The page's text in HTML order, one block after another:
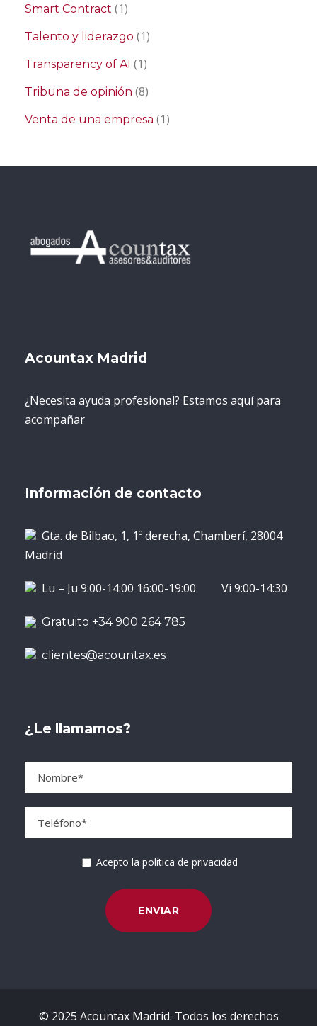
Smart Contract (1)
Talento y liderazgo (1)
Transparency of AI (1)
Tribuna de opinión (8)
Venta de una empresa (1)
Acountax Madrid
¿Necesita ayuda profesional? Estamos aquí para
acompañar
Información de contacto
Gta. de Bilbao, 1, 1º derecha, Chamberí, 28004
Madrid
Lu – Ju 9:00-14:00 16:00-19:00 Vi 9:00-14:30
Gratuito +34 900 264 785
clientes@acountax.es
¿Le llamamos?
Acepto la política de privacidad
© 2025 Acountax Madrid. Todos los derechos